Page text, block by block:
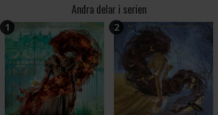
Andra delar i serien
1 2